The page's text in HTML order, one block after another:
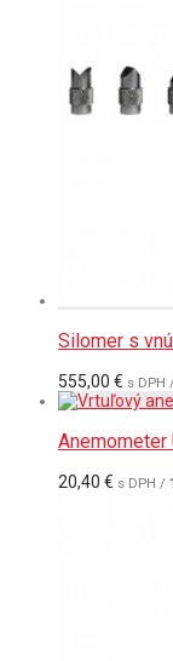
Silomer s
555,00 € s DPH
Anemometer
20,40 € s DPH /